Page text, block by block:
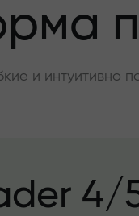
и интуитивно
4/